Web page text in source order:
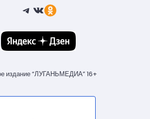
Telegram
ВКонтакте
Ссылка
издание “ЛУГАНЬМЕДИА” 16+